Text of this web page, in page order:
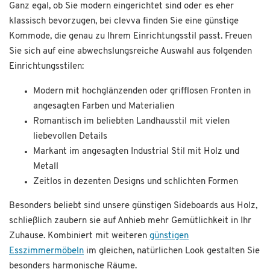
Ganz egal, ob Sie modern eingerichtet sind oder es eher
klassisch bevorzugen, bei clevva finden Sie eine günstige
Kommode, die genau zu Ihrem Einrichtungsstil passt. Freuen
Sie sich auf eine abwechslungsreiche Auswahl aus folgenden
Einrichtungsstilen:
Modern mit hochglänzenden oder grifflosen Fronten in
angesagten Farben und Materialien
Romantisch im beliebten Landhausstil mit vielen
liebevollen Details
Markant im angesagten Industrial Stil mit Holz und
Metall
Zeitlos in dezenten Designs und schlichten Formen
Besonders beliebt sind unsere günstigen Sideboards aus Holz,
schließlich zaubern sie auf Anhieb mehr Gemütlichkeit in Ihr
Zuhause. Kombiniert mit weiteren günstigen
Esszimmermöbeln im gleichen, natürlichen Look gestalten Sie
besonders harmonische Räume.